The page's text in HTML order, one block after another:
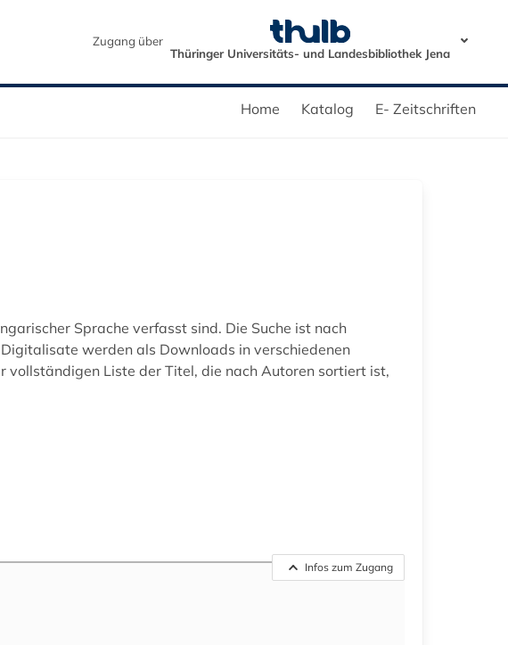
Zugang über
Thüringer Universitäts- und Landesbibliothek Jena
Home Katalog E- Zeitschriften
Sprache verfasst sind. Die Suche ist nach
werden als Downloads in verschiedenen
vollständigen Liste der Titel, die nach Autoren sortiert ist,
Infos zum Zugang